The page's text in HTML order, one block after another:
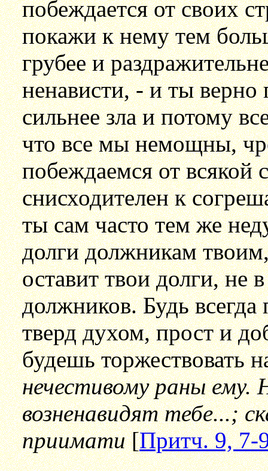
побеждается от своих
покажи к нему тем
грубее и
ненависти, - и ты верно
сильнее зла и потому
что все мы немощны,
побеждаемся от всякой
снисходителен к
ты сам часто тем же
долги должникам
оставит твои долги, не
должников. Будь
тверд духом, прост и
будешь торжествовать
нечестивому раны ему.
возненавидят тебе...;
приимати[Притч. 9, 7-